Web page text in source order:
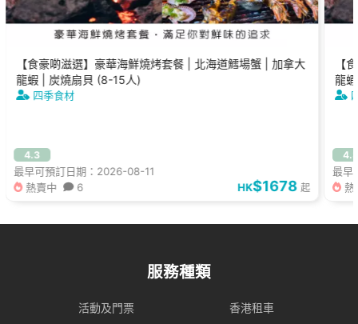
【食豪啲滋選】豪華海鮮燒烤套餐 | 北海道鱈場蟹 | 加拿大
龍蝦 | 炭燒扇貝 (8-15人)
四季食材
4.3
最早可預訂日期：2026-08-11
熱賣中
6 HK$1678 起
【
龍
4.3
最早
服務種類
活動及門票
香港租車